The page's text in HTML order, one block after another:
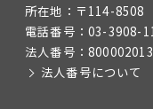
所在地： 〒114-8508
電話番号： 03-3908-
法人番号：
法人番号について